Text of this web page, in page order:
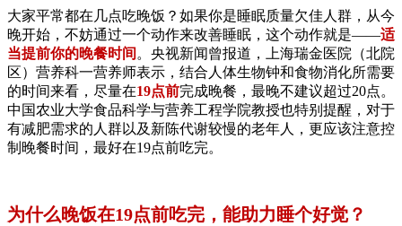
大家平常都在几点吃晚饭？如果你是睡眠质量欠佳人群，从今
晚开始，不妨通过一个动作来改善睡眠，这个动作就是——适
当提前你的晚餐时间 。央视新闻曾报道，上海瑞金医院（北院
区）营养科一营养师表示，结合人体生物钟和食物消化所需要
的时间来看，尽量在19点前完成晚餐，最晚不建议超过20点。
中国农业大学食品科学与营养工程学院教授也特别提醒，对于
有减肥需求的人群以及新陈代谢较慢的老年人，更应该注意控
制晚餐时间，最好在19点前吃完。
为什么晚饭在19点前吃完，能助力睡个好觉？